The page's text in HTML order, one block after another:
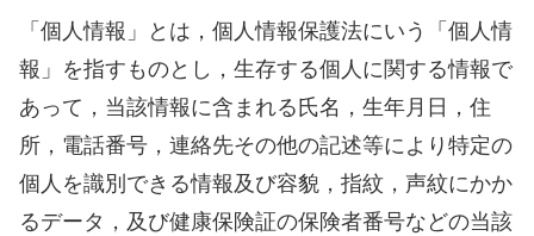
「個人情報」とは，個人情報保護法にいう「個人情
報」を指すものとし，生存する個人に関する情報で
あって，当該情報に含まれる氏名，生年月日，住
所，電話番号，連絡先その他の記述等により特定の
個人を識別できる情報及び容貌，指紋，声紋にかか
るデータ，及び健康保険証の保険者番号などの当該